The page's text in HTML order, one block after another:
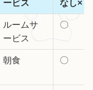
ービス なし×
ルームサ
ービス
〇
朝食 〇